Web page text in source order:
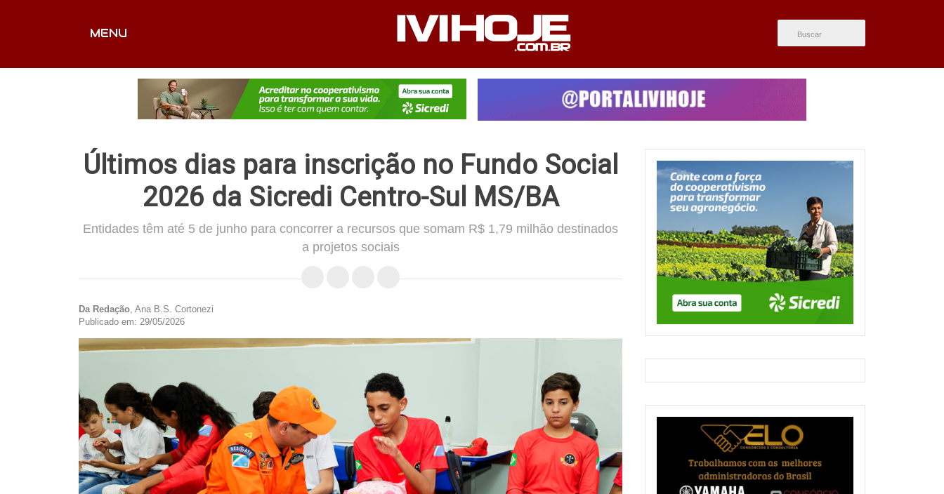
MENU
FALE CONOSCO
Últimos dias para inscrição no Fundo Social
2026 da Sicredi Centro-Sul MS/BA
Entidades têm até 5 de junho para concorrer a recursos que somam R$ 1,79 milhão destinados
a projetos sociais
Da Redação, Ana B.S. Cortonezi
Publicado em: 29/05/2026